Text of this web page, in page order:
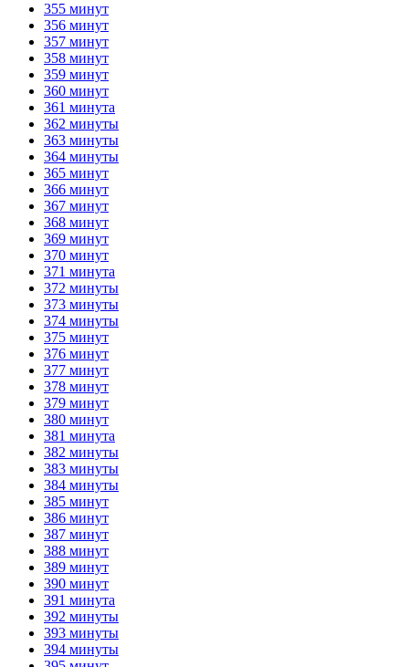
355 минут
356 минут
357 минут
358 минут
359 минут
360 минут
361 минута
362 минуты
363 минуты
364 минуты
365 минут
366 минут
367 минут
368 минут
369 минут
370 минут
371 минута
372 минуты
373 минуты
374 минуты
375 минут
376 минут
377 минут
378 минут
379 минут
380 минут
381 минута
382 минуты
383 минуты
384 минуты
385 минут
386 минут
387 минут
388 минут
389 минут
390 минут
391 минута
392 минуты
393 минуты
394 минуты